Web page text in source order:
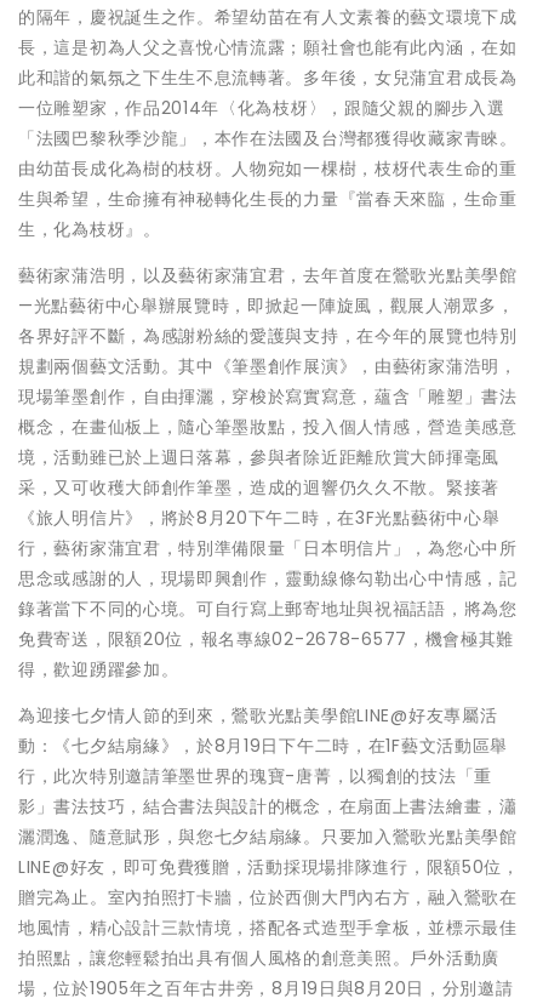
的隔年，慶祝誕生之作。希望幼苗在有人文素養的藝文環境下成
長，這是初為人父之喜悅心情流露；願社會也能有此內涵，在如
此和諧的氣氛之下生生不息流轉著。多年後，女兒蒲宜君成長為
一位雕塑家，作品2014年〈化為枝枒〉，跟隨父親的腳步入選
「法國巴黎秋季沙龍」，本作在法國及台灣都獲得收藏家青睞。
由幼苗長成化為樹的枝枒。人物宛如一棵樹，枝枒代表生命的重
生與希望，生命擁有神秘轉化生長的力量『當春天來臨，生命重
生，化為枝枒』。
藝術家蒲浩明，以及藝術家蒲宜君，去年首度在鶯歌光點美學館
—光點藝術中心舉辦展覽時，即掀起一陣旋風，觀展人潮眾多，
各界好評不斷，為感謝粉絲的愛護與支持，在今年的展覽也特別
規劃兩個藝文活動。其中《筆墨創作展演》，由藝術家蒲浩明，
現場筆墨創作，自由揮灑，穿梭於寫實寫意，蘊含「雕塑」書法
概念，在畫仙板上，隨心筆墨妝點，投入個人情感，營造美感意
境，活動雖已於上週日落幕，參與者除近距離欣賞大師揮毫風
采，又可收穫大師創作筆墨，造成的迴響仍久久不散。緊接著
《旅人明信片》，將於8月20下午二時，在3F光點藝術中心舉
行，藝術家蒲宜君，特別準備限量「日本明信片」，為您心中所
思念或感謝的人，現場即興創作，靈動線條勾勒出心中情感，記
錄著當下不同的心境。可自行寫上郵寄地址與祝福話語，將為您
免費寄送，限額20位，報名專線02-2678-6577，機會極其難
得，歡迎踴躍參加。
為迎接七夕情人節的到來，鶯歌光點美學館LINE@好友專屬活
動：《七夕結扇緣》，於8月19日下午二時，在1F藝文活動區舉
行，此次特別邀請筆墨世界的瑰寶-唐菁，以獨創的技法「重
影」書法技巧，結合書法與設計的概念，在扇面上書法繪畫，瀟
灑潤逸、隨意賦形，與您七夕結扇緣。只要加入鶯歌光點美學館
LINE@好友，即可免費獲贈，活動採現場排隊進行，限額50位，
贈完為止。室內拍照打卡牆，位於西側大門內右方，融入鶯歌在
地風情，精心設計三款情境，搭配各式造型手拿板，並標示最佳
拍照點，讓您輕鬆拍出具有個人風格的創意美照。戶外活動廣
場，位於1905年之百年古井旁，8月19日與8月20日，分別邀請